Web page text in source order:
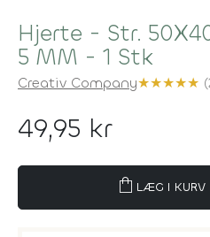
Hjerte - Str.
5 MM - 1 Stk
Creativ Company★★★★★
49,95 kr
shopping_bag LÆG I KURV